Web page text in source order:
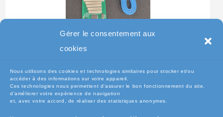
Gérer le consentement aux
cookies
Nous utilisons des cookies et technologies similaires pour stocker et/ou
accéder à des informations sur votre appareil.
Ces technologies nous permettent d’assurer le bon fonctionnement du site,
d’améliorer votre expérience de navigation
et, avec votre accord, de réaliser des statistiques anonymes.